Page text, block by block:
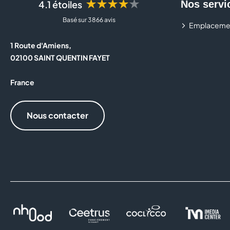
4.1 étoiles
Basé sur 3 866 avis
1 Route d'Amiens,
02100 SAINT QUENTIN FAYET
France
Nous contacter
Nos